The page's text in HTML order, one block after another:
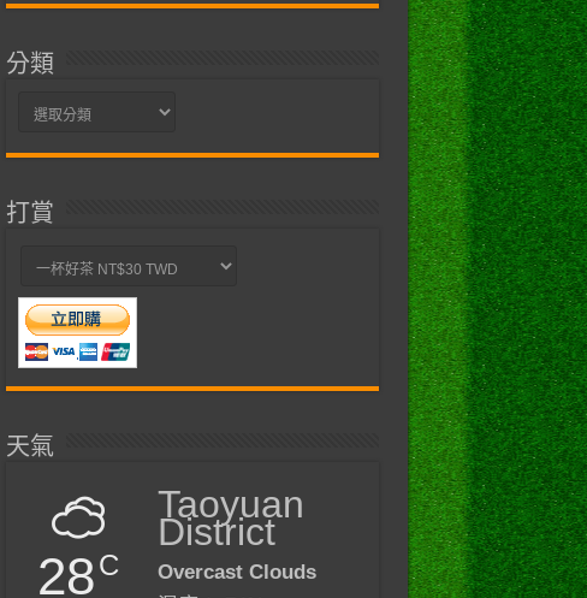
分類
分
打賞
天氣
28C
Taoyuan
District
Overcast Clouds